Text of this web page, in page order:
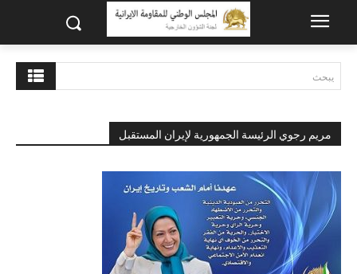
يبحث
مريم رجوي الرئيسة الجمهورية لإيران المستقبل